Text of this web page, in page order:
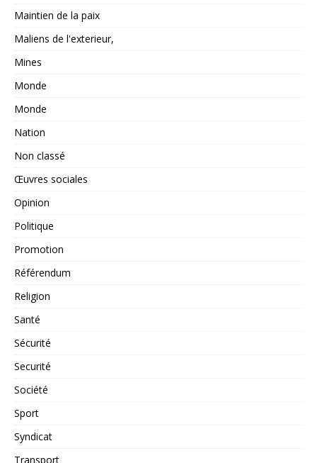
Maintien de la paix
Maliens de l'exterieur,
Mines
Monde
Monde
Nation
Non classé
Œuvres sociales
Opinion
Politique
Promotion
Référendum
Religion
Santé
Sécurité
Securité
Société
Sport
Syndicat
Transport